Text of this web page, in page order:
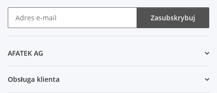
Zasubskrybuj
AFATEK AG
Obsługa klienta